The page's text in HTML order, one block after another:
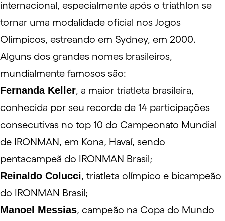
internacional, especialmente após o triathlon se
tornar uma modalidade oficial nos Jogos
Olímpicos, estreando em Sydney, em 2000.
Alguns dos grandes nomes brasileiros,
mundialmente famosos são:
Fernanda Keller, a maior triatleta brasileira,
conhecida por seu recorde de 14 participações
consecutivas no top 10 do Campeonato Mundial
de IRONMAN, em Kona, Havaí, sendo
pentacampeã do IRONMAN Brasil;
Reinaldo Colucci, triatleta olímpico e bicampeão
do IRONMAN Brasil;
Manoel Messias, campeão na Copa do Mundo